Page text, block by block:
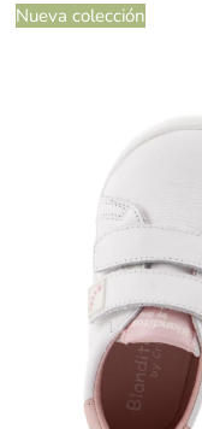
Nueva colección